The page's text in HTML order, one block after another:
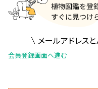
メールアドレス
会員登録画面へ進む